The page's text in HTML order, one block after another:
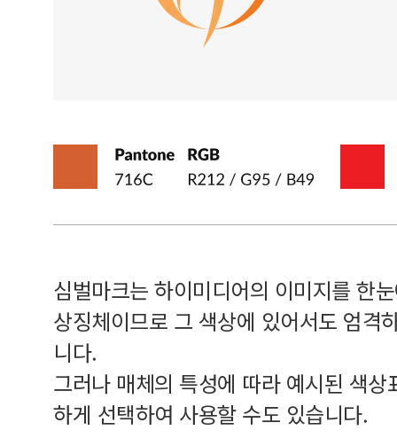
심벌마크는 하이미디어의 이미지를 한
상징체이므로 그 색상에 있어서도 엄격
니다.
그러나 매체의 특성에 따라 예시된 색
하게 선택하여 사용할 수도 있습니다.